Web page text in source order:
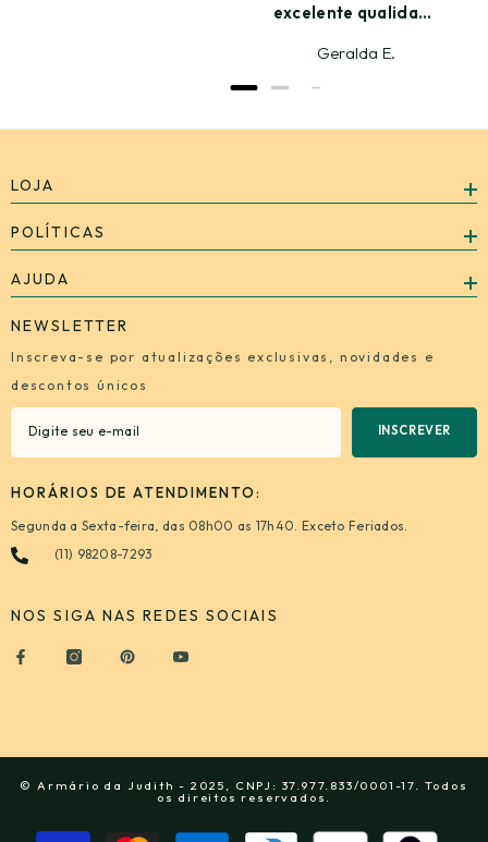
excelente qualidade
ansiosa para
Geralda E.
LOJA
POLÍTICAS
AJUDA
NEWSLETTER
Inscreva-se por atualizações exclusivas, novidades e
descontos únicos
INSCREVER
HORÁRIOS DE ATENDIMENTO:
Segunda a Sexta-feira, das 08h00 as 17h40. Exceto Feriados.
(11) 98208-7293
NOS SIGA NAS REDES SOCIAIS
© Armário da Judith - 2025, CNPJ: 37.977.833/0001-17. Todos
os direitos reservados.
Formas